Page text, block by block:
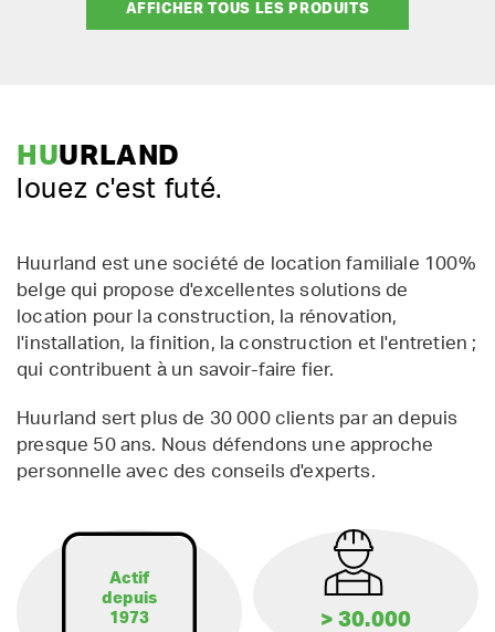
AFFICHER TOUS LES PRODUITS
HUURLAND
louez c'est futé.
Huurland est une société de location familiale 100%
belge qui propose d'excellentes solutions de
location pour la construction, la rénovation,
l'installation, la finition, la construction et l'entretien ;
qui contribuent à un savoir-faire fier.
Huurland sert plus de 30 000 clients par an depuis
presque 50 ans. Nous défendons une approche
personnelle avec des conseils d'experts.
Actif
depuis
1973
> 30.000